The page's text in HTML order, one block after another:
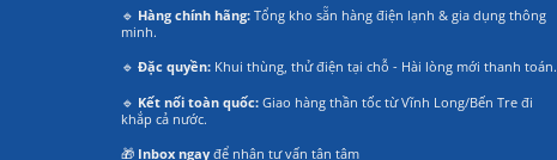
🔹 Hàng chính hãng:Tổng kho sẵn hàng điện lạnh & gia dụng thông
minh.
🔹 Đặc quyền:Khui thùng, thử điện tại chỗ - Hài lòng mới thanh toán.
🔹 Kết nối toàn quốc:Giao hàng thần tốc từ Vĩnh Long/Bến Tre đi
khắp cả nước.
🎁 Inbox ngayđể nhận tư vấn tận tâm